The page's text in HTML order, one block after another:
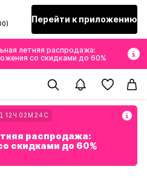
Перейти к приложению
летняя распродажа:
со скидками до 60%
12 Ч 02 М 22 С
распродажа:
скидками до 60%